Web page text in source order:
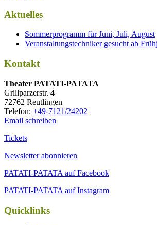
Aktuelles
Sommerprogramm für Juni, Juli, August
Veranstaltungstechniker gesucht ab
Kontakt
Thea­ter PATATI-PATATA
Grill­par­zer­str. 4
72762 Reutlingen
Tele­fon: +49-7121/24202
Email schreiben
Tickets
Newsletter abonnieren
PATATI-PATATA auf Facebook
PATATI-PATATA auf Instagram
Quicklinks